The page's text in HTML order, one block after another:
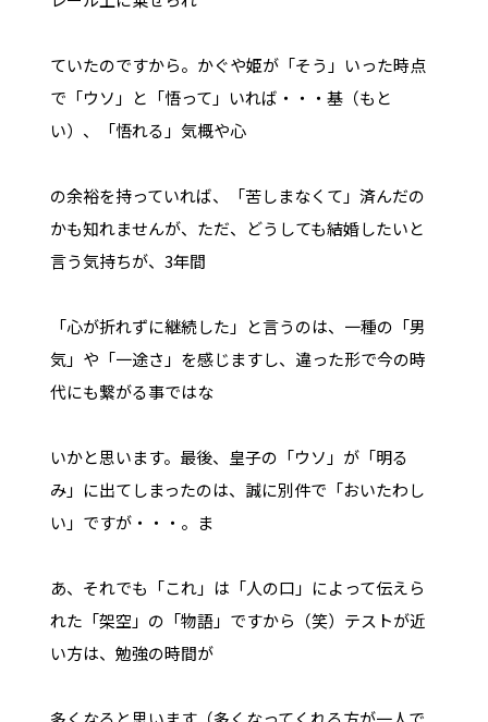
ていたのですから。かぐや姫が「そう」いった時点
で「ウソ」と「悟って」いれば・・・基（もと
い）、「悟れる」気概や心
の余裕を持っていれば、「苦しまなくて」済んだの
かも知れませんが、ただ、どうしても結婚したいと
言う気持ちが、3年間
「心が折れずに継続した」と言うのは、一種の「男
気」や「一途さ」を感じますし、違った形で今の時
代にも繋がる事ではな
いかと思います。最後、皇子の「ウソ」が「明る
み」に出てしまったのは、誠に別件で「おいたわし
い」ですが・・・。ま
あ、それでも「これ」は「人の口」によって伝えら
れた「架空」の「物語」ですから（笑）テストが近
い方は、勉強の時間が